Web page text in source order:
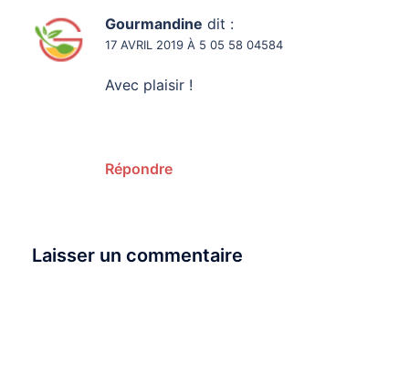
Gourmandine dit :
17 AVRIL 2019 À 5 05 58 04584
Avec plaisir !
Répondre
Laisser un commentaire